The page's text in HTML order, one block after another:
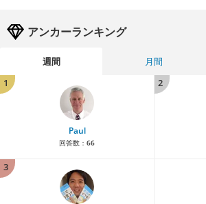
アンカーランキング
週間 月間
1
Paul
回答数： 66
2
3